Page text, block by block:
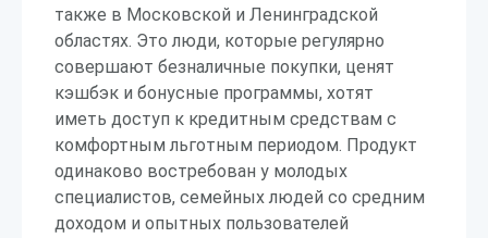
также в Московской и Ленинградской
областях. Это люди, которые регулярно
совершают безналичные покупки, ценят
кэшбэк и бонусные программы, хотят
иметь доступ к кредитным средствам с
комфортным льготным периодом. Продукт
одинаково востребован у молодых
специалистов, семейных людей со средним
доходом и опытных пользователей